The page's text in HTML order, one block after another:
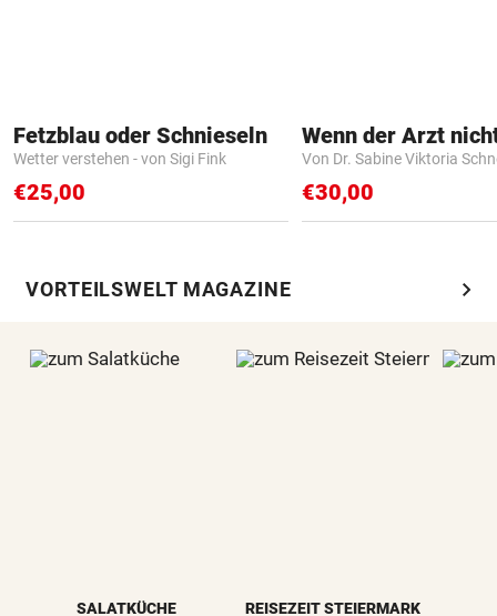
Fetzblau oder Schnieseln
Wetter verstehen - von Sigi Fink
€25,00
Von Dr. Sabine Viktoria
€30,00
VORTEILSWELT MAGAZINE chevron_right
SALATKÜCHE REISEZEIT STEIERMARK